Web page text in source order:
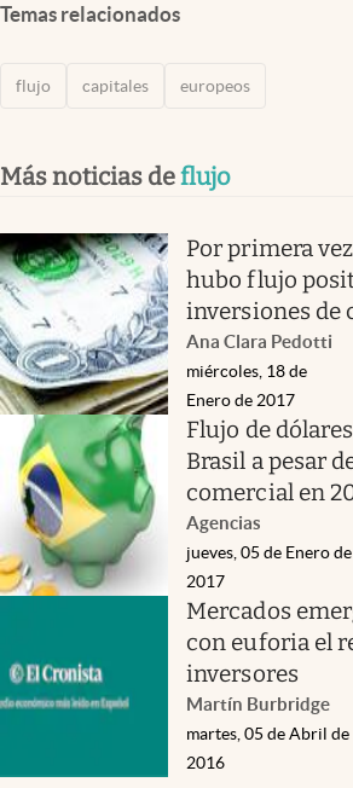
Temas relacionados
flujo capitales europeos
Más noticias deflujo
Por primera
hubo flujo
inversiones de
Ana Clara Pedotti
miércoles, 18 de
Enero de 2017
Flujo de
Brasil a pesar
comercial en
Agencias
jueves, 05 de Enero de
2017
Mercados
con euforia el
inversores
Martín Burbridge
martes, 05 de Abril de
2016